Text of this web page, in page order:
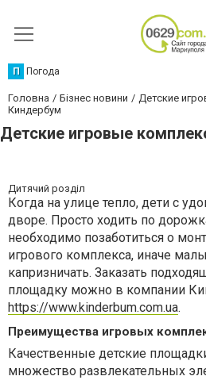
П Погода
Головна Бізнес новини
Детские
Киндербум
Детские игровые
Дитячий розділ
Когда на улице тепло, дети с
дворе. Просто ходить по
необходимо позаботиться о
игрового комплекса, иначе
капризничать. Заказать
площадку можно в компании
https://www.kinderbum.com.ua.
Преимущества игровых
Качественные детские
множество развлекательных